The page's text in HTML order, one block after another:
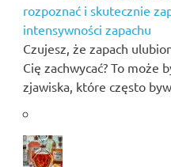
rozpoznać i skutecznie
intensywności zapachu
Czujesz, że zapach
Cię zachwycać? To może
zjawiska, które często